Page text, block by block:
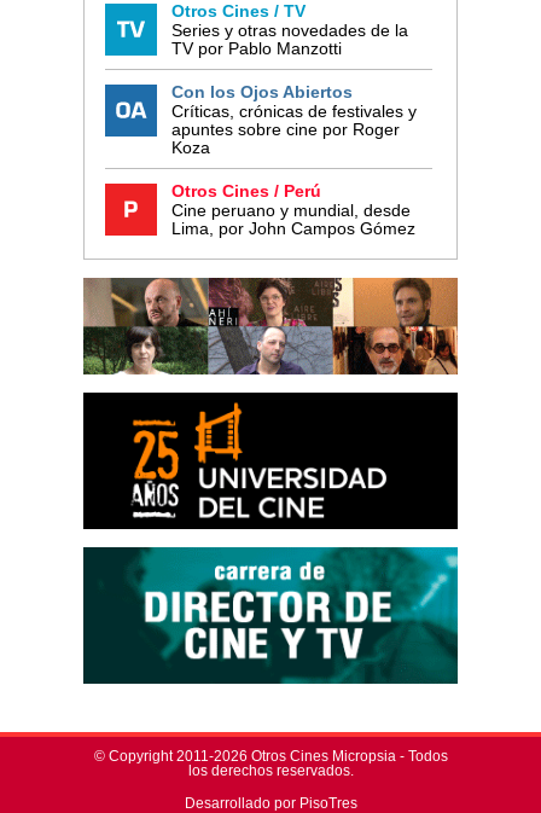
Otros Cines / TV
Series y otras novedades de la
TV por Pablo Manzotti
Con los Ojos Abiertos
Críticas, crónicas de festivales y
apuntes sobre cine por Roger
Koza
Otros Cines / Perú
Cine peruano y mundial, desde
Lima, por John Campos Gómez
© Copyright 2011-2026 Otros Cines Micropsia - Todos
los derechos reservados.
Desarrollado por PisoTres